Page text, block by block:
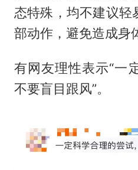
态特殊，均不建议轻
部动作，避免造成身
有网友理性表示“一
不要盲目跟风”。